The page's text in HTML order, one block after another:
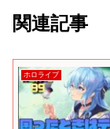
関連記事
ホロライブ